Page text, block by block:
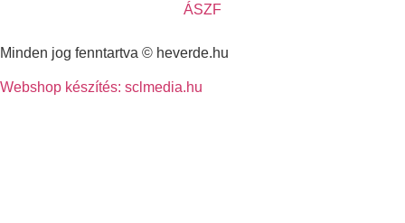
ÁSZF
Minden jog fenntartva © heverde.hu
Webshop készítés: sclmedia.hu